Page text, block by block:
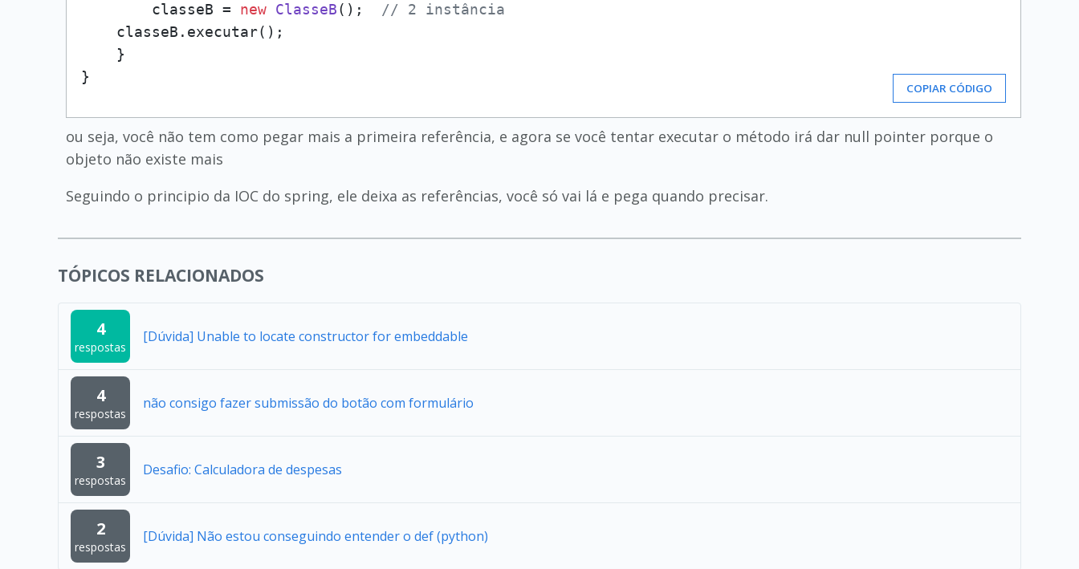
        classeB =
new ClasseB(); // 2 instância
    classeB.executar();
    }
}
COPIAR CÓDIGO
ou seja, você não tem como pegar mais a primeira referência, e agora se você tentar executar o método irá dar null pointer porque o
objeto não existe mais
Seguindo o principio da IOC do spring, ele deixa as referências, você só vai lá e pega quando precisar.
TÓPICOS RELACIONADOS
4
respostas
[Dúvida] Unable to locate constructor for embeddable
4
respostas
não consigo fazer submissão do botão com formulário
3
respostas
Desafio: Calculadora de despesas
2
respostas
[Dúvida] Não estou conseguindo entender o def (python)